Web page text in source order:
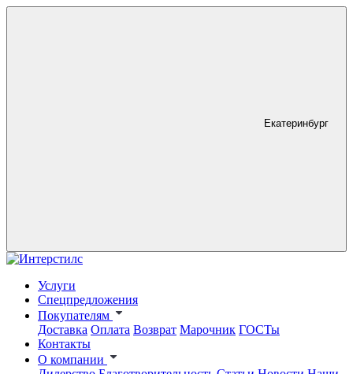
Екатеринбург
Услуги
Спецпредложения
Покупателям
Доставка Оплата Возврат Марочник ГОСТы
Контакты
О компании